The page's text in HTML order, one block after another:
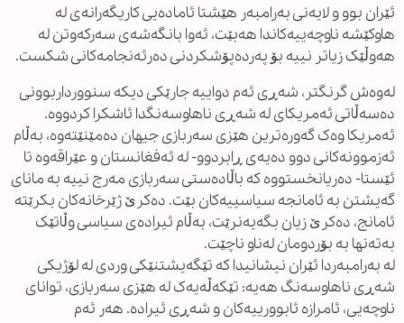
ئێران بوو و لایەنی بەرامبەر هێشتا ئامادەیی کاریگەرانەی لە
هاوکێشە ناوچەییەکاندا هەبێت، ئەوا بانگەشەی سەرکەوتن لە
هەوڵێک زیاتر نییە بۆ پەردەپۆشکردنی دەرئەنجامەکانی شکست.
لەوەش گرنگتر، شەڕی ئەم دواییە جارێکی دیکە سنوورداربوونی
دەسەڵاتی ئەمریکای لە شەڕی ناهاوسەنگدا ئاشکرا کردووە.
ئەمریکا وەک گەورەترین هێزی سەربازی جیهان دەمێنێتەوە، بەڵام
ئەزموونەکانی دوو دەیەی ڕابردوو- لە ئەفغانستان و عێراقەوە تا
ئێستا- دەریانخستووە کە باڵادەستی سەربازی مەرج نییە بە مانای
گەیشتن بە ئامانجە سیاسییەکان بێت. دەکرێ ژێرخانەکان بکرێتە
ئامانج، دەکرێ زیان بگەیەنرێت، بەڵام ئیرادەی سیاسی وڵاتێک
بەتەنها بە بۆردومان لەناو ناچێت.
لە بەرامبەردا ئێران نیشانیدا کە تێگەیشتنێکی وردی لە لۆژیکی
شەڕی ناهاوسەنگ هەیە: تێکەڵەیەک لە هێزی سەربازی، توانای
ناوچەیی، ئامرازە ئابوورییەکان و شەڕی ئیرادە. هەر ئەم